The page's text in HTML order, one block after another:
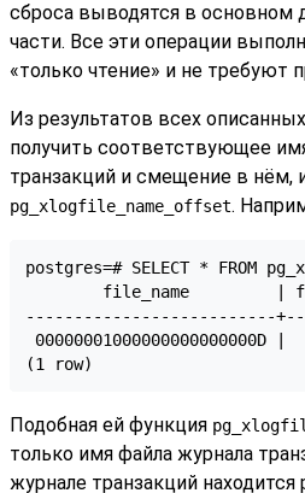
сброса выводятся в основном
части. Все эти операции
«только чтение» и не требуют
Из результатов всех
получить соответствующее
транзакций и смещение в нём,
pg_xlogfile_name_offset.
postgres=# SELECT * FROM
file_name         |
--------------------------
00000001000000000000000D
(1 row)
Подобная ей функция
только имя файла журнала
журнале транзакций находится